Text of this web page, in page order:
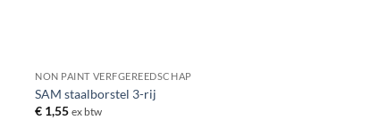
NON PAINT VERFGEREEDSCHAP
SAM staalborstel 3-rij
€ 1,55 ex btw